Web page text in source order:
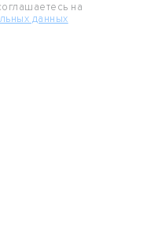
на
данных